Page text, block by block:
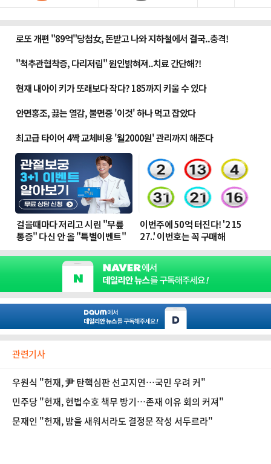
관련기사
우원식 "헌재, 尹 탄핵심판 선고지연…국민 우려 커"
민주당 "헌재, 헌법수호 책무 방기…존재 이유 회의 커져"
문재인 "헌재, 밤을 새워서라도 결정문 작성 서두르라"